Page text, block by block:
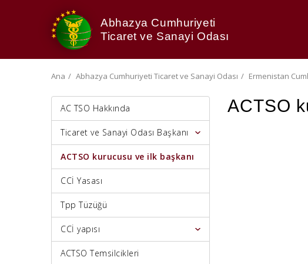
Abhazya Cumhuriyeti
Ticaret ve Sanayi Odası
Ana Abhazya Cumhuriyeti Ticaret ve Sanayi Odası Ermenistan
AC TSO Hakkında
Ticaret ve Sanayi Odası Başkanı
ACTSO kurucusu ve ilk başkanı
CCİ Yasası
Tpp Tüzüğü
CCİ yapısı
ACTSO Temsilcikleri
ACTSO